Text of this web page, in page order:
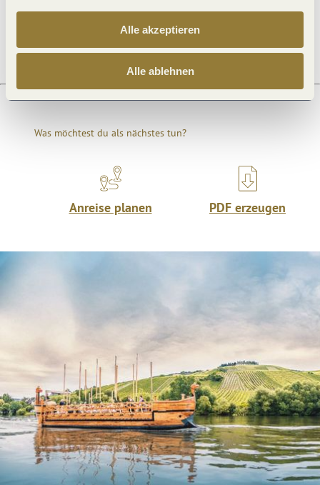
Alle akzeptieren
Alle ablehnen
Was möchtest du als nächstes tun?
Anreise planen PDF erzeugen